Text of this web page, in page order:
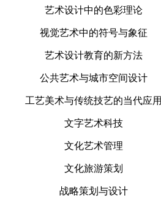
艺术设计中的色彩理论
视觉艺术中的符号与象征
艺术设计教育的新方法
公共艺术与城市空间设计
工艺美术与传统技艺的当代应用
文字艺术科技
文化艺术管理
文化旅游策划
战略策划与设计